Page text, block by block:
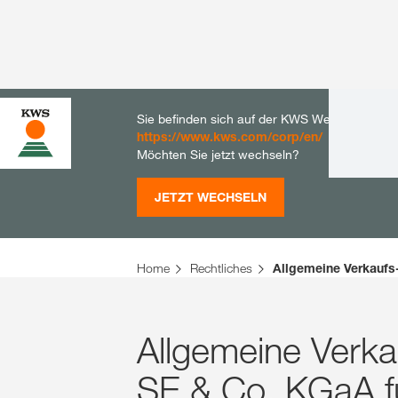
Sie befinden sich auf der KWS Website für
https://www.kws.com/corp/en/
Möchten Sie jetzt wechseln?
JETZT WECHSELN
Home Rechtliches Allgemeine
Allgemeine
SE & Co. KGaA